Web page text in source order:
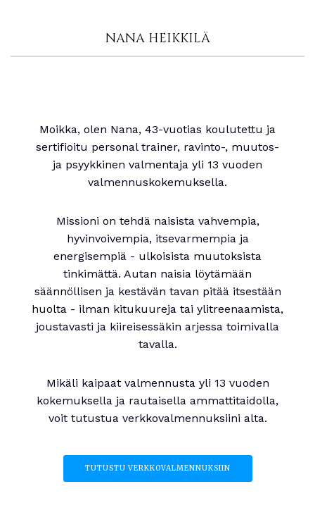
NANA HEIKKILÄ
Moikka, olen Nana, 43-vuotias koulutettu ja
sertifioitu personal trainer, ravinto-, muutos-
ja psyykkinen valmentaja yli 13 vuoden
valmennuskokemuksella.
Missioni on tehdä naisista vahvempia,
hyvinvoivempia, itsevarmempia ja
energisempiä - ulkoisista muutoksista
tinkimättä. Autan naisia löytämään
säännöllisen ja kestävän tavan pitää itsestään
huolta - ilman kitukuureja tai ylitreenaamista,
joustavasti ja kiireisessäkin arjessa toimivalla
tavalla.
Mikäli kaipaat valmennusta yli 13 vuoden
kokemuksella ja rautaisella ammattitaidolla,
voit tutustua verkkovalmennuksiini alta.
TUTUSTU VERKKOVALMENNUKSIIN